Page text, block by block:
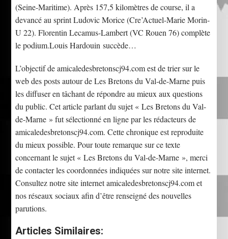
(Seine-Maritime). Après 157,5 kilomètres de course, il a
devancé au sprint Ludovic Morice (Cre’Actuel-Marie Morin-
U 22). Florentin Lecamus-Lambert (VC Rouen 76) complète
le podium.Louis Hardouin succède…
L’objectif de amicaledesbretonscj94.com est de trier sur le
web des posts autour de Les Bretons du Val-de-Marne puis
les diffuser en tâchant de répondre au mieux aux questions
du public. Cet article parlant du sujet « Les Bretons du Val-
de-Marne » fut sélectionné en ligne par les rédacteurs de
amicaledesbretonscj94.com. Cette chronique est reproduite
du mieux possible. Pour toute remarque sur ce texte
concernant le sujet « Les Bretons du Val-de-Marne », merci
de contacter les coordonnées indiquées sur notre site internet.
Consultez notre site internet amicaledesbretonscj94.com et
nos réseaux sociaux afin d’être renseigné des nouvelles
parutions.
Articles Similaires: